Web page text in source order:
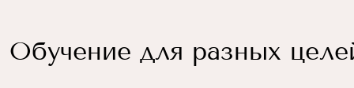
Обучение для разных